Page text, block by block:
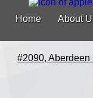
Home About
#2090,